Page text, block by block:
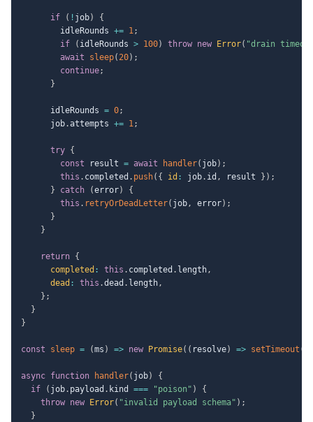
if ( ! job)
{
        idleRounds
+= 1;
if
( idleRounds > 100) throw new Error( "drain
await
sleep( 20) ;
continue;
}
      idleRounds
= 0;
      job
.attempts += 1;
try {
const result = await handler( job) ;
this . completed . push( { id : job. id , result } ) ;
}
catch (error)
{
this . retryOrDeadLetter( job, error) ;
}
}
return {
completed : this . completed . length,
dead : this .dead . length,
} ;
}
}
const sleep = (ms ) => new Promise( ( resolve) => setTimeout (
async function handler( job)
{
if
( job. payload . kind === "poison" )
{
throw new Error( "invalid payload schema" ) ;
}